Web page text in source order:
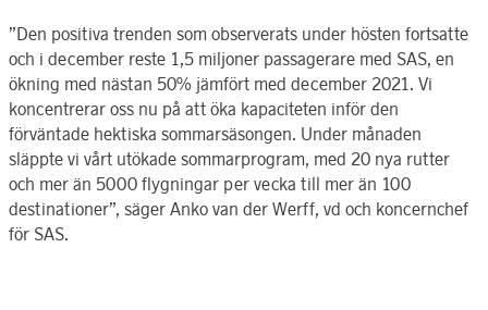
”Den positiva trenden som observerats under hösten fortsatte
och i december reste 1,5 miljoner passagerare med SAS, en
ökning med nästan 50% jämfört med december 2021. Vi
koncentrerar oss nu på att öka kapaciteten inför den
förväntade hektiska sommarsäsongen. Under månaden
släppte vi vårt utökade sommarprogram, med 20 nya rutter
och mer än 5000 flygningar per vecka till mer än 100
destinationer”, säger Anko van der Werff, vd och koncernchef
för SAS.